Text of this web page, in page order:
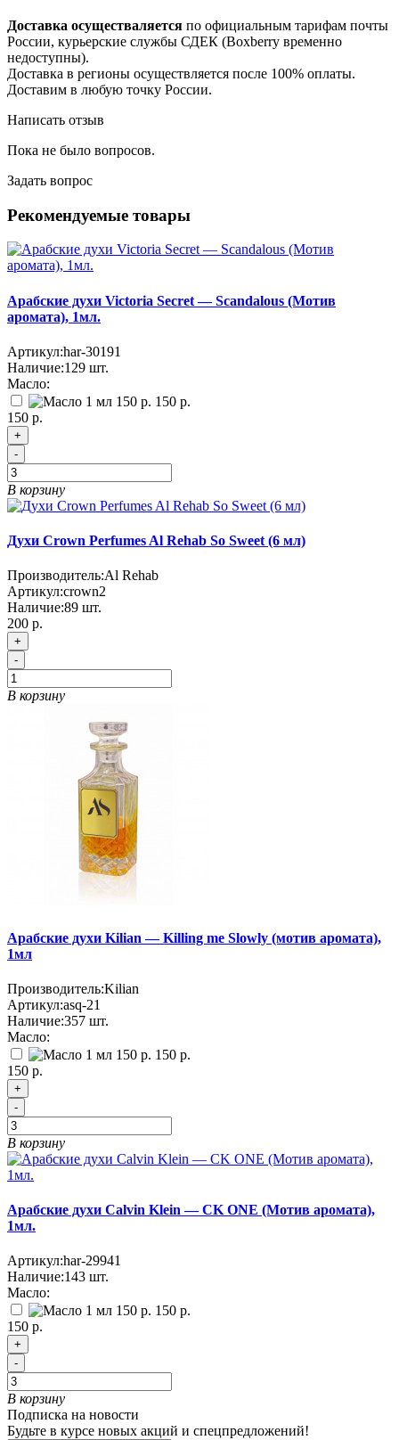
Доставка осуществаляется по официальным тарифам почты
России, курьерские службы СДЕК (Boxberry временно
недоступны).
Доставка в регионы осуществляется после 100% оплаты.
Доставим в любую точку России.
Написать отзыв
Пока не было вопросов.
Задать вопрос
Рекомендуемые товары
Арабские духи Victoria Secret — Scandalous (Мотив
аромата), 1мл.
Артикул:har-30191
Наличие:129 шт.
Масло:
150 р.
150 р.
+
-
В корзину
Духи Crown Perfumes Al Rehab So Sweet (6 мл)
Производитель:Al Rehab
Артикул:crown2
Наличие:89 шт.
200 р.
+
-
В корзину
Арабские духи Kilian — Killing me Slowly (мотив аромата),
1мл
Производитель:Kilian
Артикул:asq-21
Наличие:357 шт.
Масло:
150 р.
150 р.
+
-
В корзину
Арабские духи Calvin Klein — CK ONE (Мотив аромата),
1мл.
Артикул:har-29941
Наличие:143 шт.
Масло:
150 р.
150 р.
+
-
В корзину
Подписка на новости
Будьте в курсе новых акций и спецпредложений!